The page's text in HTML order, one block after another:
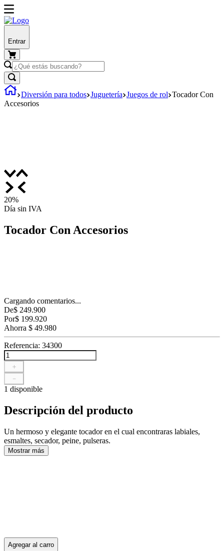
Entrar
Diversión para todos Juguetería Juegos de rol Tocador Con
Accesorios
20%
Día sin IVA
Tocador Con Accesorios
Cargando comentarios...
De$ 249.900
Por$ 199.920
Ahorra $ 49.980
Referencia: 34300
＋
－
1 disponible
Descripción del producto
Un hermoso y elegante tocador en el cual encontraras labiales,
esmaltes, secador, peine, pulseras.
Mostrar más
Agregar al carro